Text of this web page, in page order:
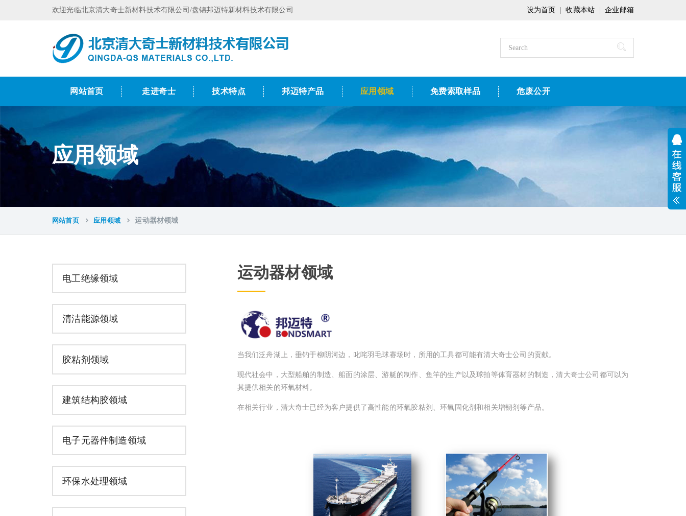
欢迎光临北京清大奇士新材料技术有限公司/盘锦邦迈特新材料技术有限公司 设为首页 |收藏本站 |企业邮箱
网站首页 走进奇士 技术特点 邦迈特产品 应用领域 免费索取样品 危废公开
应用领域
网站首页 应用领域 运动器材领域
电工绝缘领域
清洁能源领域
胶粘剂领域
建筑结构胶领域
电子元器件制造领域
环保水处理领域
运动器材领域
当我们泛舟湖上，垂钓于柳阴河边，叱咤羽毛球赛场时，所用的工具都可能有清大奇士公司的贡献。
现代社会中，大型船舶的制造、船面的涂层、游艇的制作、鱼竿的生产以及球拍等体育器材的制造，清大奇士公司都可以为
其提供相关的环氧材料。
在相关行业，清大奇士已经为客户提供了高性能的环氧胶粘剂、环氧固化剂和相关增韧剂等产品。